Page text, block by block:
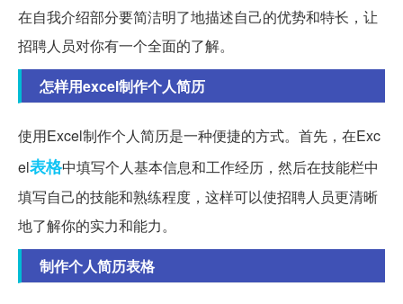
在自我介绍部分要简洁明了地描述自己的优势和特长，让
招聘人员对你有一个全面的了解。
怎样用excel制作个人简历
使用Excel制作个人简历是一种便捷的方式。首先，在Exc
el表格中填写个人基本信息和工作经历，然后在技能栏中
填写自己的技能和熟练程度，这样可以使招聘人员更清晰
地了解你的实力和能力。
制作个人简历表格